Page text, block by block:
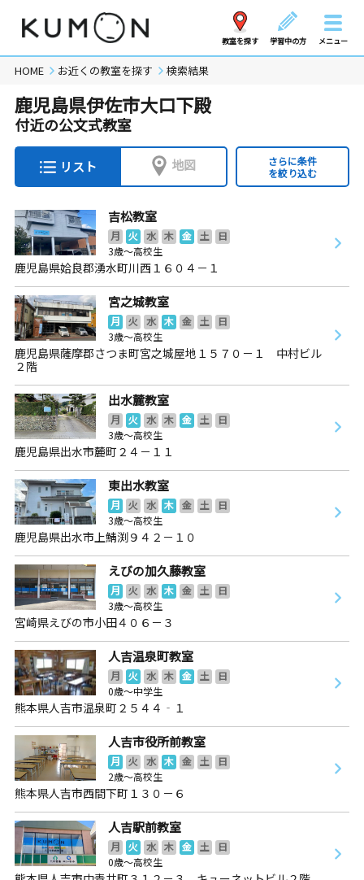
教室を探す 学習中の方 メニュー
HOME お近くの教室を探す 検索結果
鹿児島県伊佐市大口下殿
付近の公文式教室
リスト 地図
さらに条件
を絞り込む
吉松教室
月 火 水 木 金 土
日
3歳～高校生
鹿児島県姶良郡湧水町川西１６０４－１
宮之城教室
月 火 水 木 金 土
日
3歳～高校生
鹿児島県薩摩郡さつま町宮之城屋地１５７０－１ 中村ビル
２階
出水麓教室
月 火 水 木 金 土
日
3歳～高校生
鹿児島県出水市麓町２４－１１
東出水教室
月 火 水 木 金 土
日
3歳～高校生
鹿児島県出水市上鯖渕９４２－１０
えびの加久藤教室
月 火 水 木 金 土
日
3歳～高校生
宮崎県えびの市小田４０６－３
人吉温泉町教室
月 火 水 木 金 土
日
0歳～中学生
熊本県人吉市温泉町２５４４‐１
人吉市役所前教室
月 火 水 木 金 土
日
2歳～高校生
熊本県人吉市西間下町１３０－６
人吉駅前教室
月 火 水 木 金 土
日
0歳～高校生